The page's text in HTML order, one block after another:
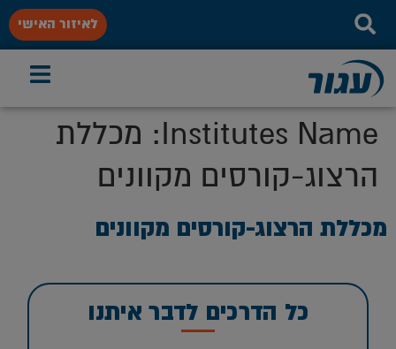
לאיזור האישי
Institutes Name:
מכללת
הרצוג-קורסים מקוונים
מכללת הרצוג-קורסים מקוונים
כל הדרכים לדבר איתנו